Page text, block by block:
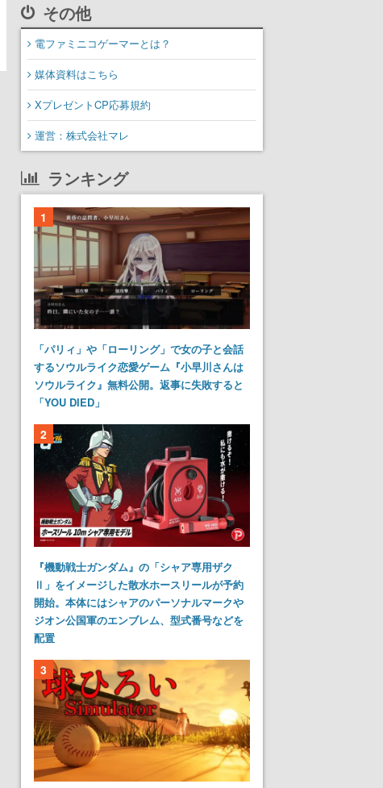
その他
電ファミニコゲーマーとは？
媒体資料はこちら
XプレゼントCP応募規約
運営：株式会社マレ
ランキング
1
「パリィ」や「ローリング」で女の子と会話
するソウルライク恋愛ゲーム『小早川さんは
ソウルライク』無料公開。返事に失敗すると
「YOU DIED」
2
『機動戦士ガンダム』の「シャア専用ザク
Ⅱ」をイメージした散水ホースリールが予約
開始。本体にはシャアのパーソナルマークや
ジオン公国軍のエンブレム、型式番号などを
配置
3